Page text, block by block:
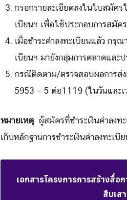
กรอกรายละเอียดลงในใบสมัคร
เบียนฯ เพื่อใช้ประกอบการสมัคร
เมื่อชำระค่าลงทะเบียนแล้ว กรุ
เบียนฯ มายังกลุ่มการตลาดและ
กรณีติดตาม/ตรวจสอบผลการส่
5953 – 5 ต่อ1119 (ในวันและเ
หมายเหตุ ผู้สมัครที่ชำระเงินค่าลงท
เก็บหลักฐานการชำระเงินค่าลงทะเ
เอกสารโครงการการสร้างสื่
สืบเส